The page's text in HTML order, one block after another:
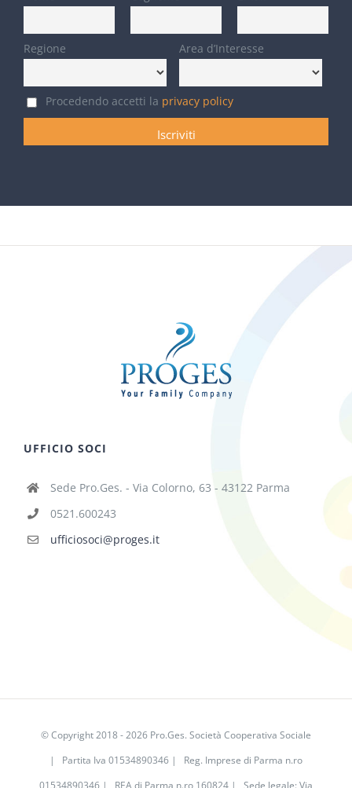
Regione Area d’Interesse
Procedendo accetti la privacy policy
UFFICIO SOCI
Sede Pro.Ges. - Via Colorno, 63 - 43122 Parma
0521.600243
ufficiosoci@proges.it
© Copyright 2018 -2026 Pro.Ges. Società Cooperativa Sociale
| Partita Iva 01534890346 | Reg. Imprese di Parma n.ro
01534890346 | REA di Parma n.ro 160824 | Sede legale: Via